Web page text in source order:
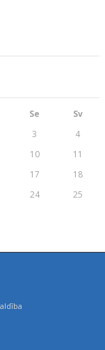
Se
Sv
3
4
10
11
17
18
24
25